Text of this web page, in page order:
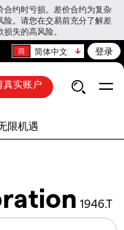
合约时亏损。差价合约为复杂
险。请您在交易前充分了解差
失的高风险。
简体中文 登录
真实账户
限机遇
1946.T